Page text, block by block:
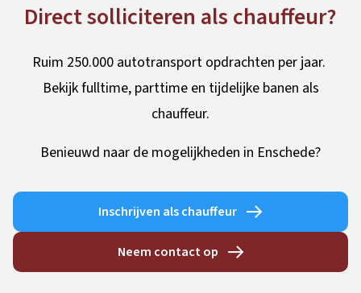
Direct solliciteren als chauffeur?
Ruim 250.000 autotransport opdrachten per jaar.
Bekijk fulltime, parttime en tijdelijke banen als
chauffeur.
Benieuwd naar de mogelijkheden in Enschede?
Inschrijven als chauffeur
Neem contact op